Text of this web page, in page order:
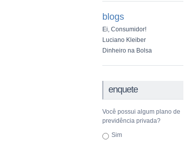
blogs
Ei, Consumidor!
Luciano Kleiber
Dinheiro na Bolsa
enquete
Você possui algum plano de
previdência privada?
Sim